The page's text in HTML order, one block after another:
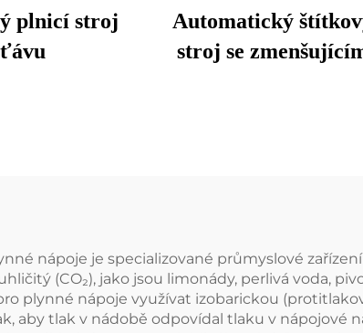
plnicí stroj
Automatický
stroj se
nápoje je specializované průmyslové
(CO₂), jako jsou limonády, perlivá voda,
plynné nápoje využívat izobarickou
aby tlak v nádobě odpovídal tlaku v nápojové